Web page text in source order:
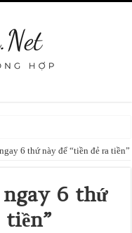
6 thứ này để “tiền đẻ ra tiền”
6 thứ
tiền”